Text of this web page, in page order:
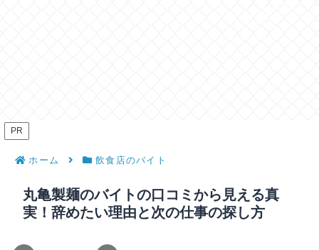
PR
ホーム 飲食店のバイト
丸亀製麺のバイトの口コミから見える真
実！辞めたい理由と次の仕事の探し方